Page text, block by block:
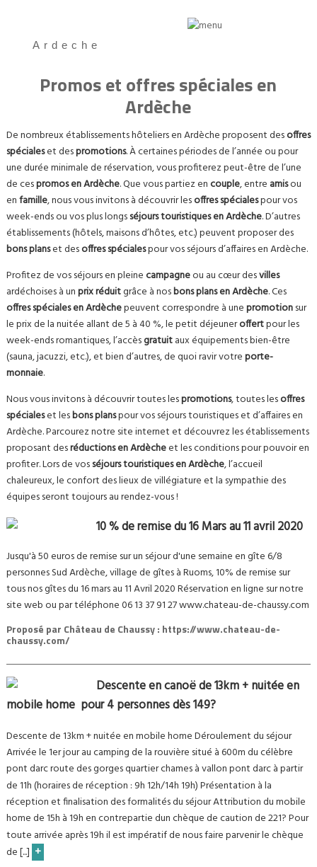
Ardeche
Promos et offres spéciales en
Ardèche
De nombreux établissements hôteliers en Ardèche proposent desoffres
spécialeset despromotions. À certaines périodes de l’année ou pour
une durée minimale de réservation, vous profiterez peut-être de l’une
de cespromos en Ardèche. Que vous partiez encouple, entre amisou
enfamille, nous vous invitons à découvrir lesoffres spécialespour vos
week-ends ou vos plus longsséjours touristiques en Ardèche. D’autres
établissements (hôtels, maisons d’hôtes, etc.) peuvent proposer des
bons planset desoffres spécialespour vos séjours d’affaires en Ardèche.
Profitez de vos séjours en pleinecampagneou au cœur desvilles
ardéchoises à unprix réduitgrâce à nosbons plans en Ardèche. Ces
offres spéciales en Ardèchepeuvent correspondre à unepromotionsur
le prix de la nuitée allant de 5 à 40 %, le petit déjeuneroffertpour les
week-ends romantiques, l’accèsgratuitaux équipements bien-être
(sauna, jacuzzi, etc.), et bien d’autres, de quoi ravir votreporte-
monnaie.
Nous vous invitons à découvrir toutes lespromotions, toutes lesoffres
spécialeset lesbons planspour vos séjours touristiques et d’affaires en
Ardèche. Parcourez notre site internet et découvrez les établissements
proposant desréductions en Ardècheet les conditions pour pouvoir en
profiter. Lors de vosséjours touristiques en Ardèche, l’accueil
chaleureux, le confort des lieux de villégiature et la sympathie des
équipes seront toujours au rendez-vous !
10 % de remise du 16 Mars au 11 avril 2020
Jusqu'à 50 euros de remise sur un séjour d'une semaine en gîte 6/8
personnes Sud Ardèche, village de gîtes à Ruoms, 10% de remise sur
tous nos gîtes du 16 mars au 11 Avril 2020 Réservation en ligne sur notre
site web ou par téléphone 06 13 37 91 27 www.chateau-de-chaussy.com
Proposé par Château de Chaussy : https://www.chateau-de-
chaussy.com/
Descente en canoë de 13km + nuitée en
mobile home  pour 4 personnes dès 149?
Descente de 13km + nuitée en mobile home Déroulement du séjour
Arrivée le 1er jour au camping de la rouvière situé à 600m du célèbre
pont darc route des gorges quartier chames à vallon pont darc à partir
de 11h (horaires de réception : 9h 12h/14h 19h) Présentation à la
réception et finalisation des formalités du séjour Attribution du mobile
home de 15h à 19h en contrepartie dun chèque de caution de 221? Pour
toute arrivée après 19h il est impératif de nous faire parvenir le chèque
de [...] +